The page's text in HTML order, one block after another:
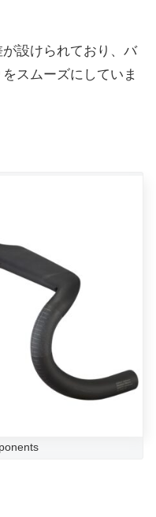
設けられており、バ
スムーズにしていま